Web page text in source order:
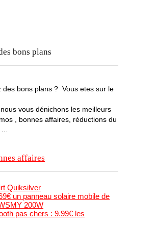
bons plans
des bons plans ? Vous etes sur le
vous dénichons les meilleurs
, bonnes affaires, réductions du
affaires
Quiksilver
un panneau solaire mobile de
200W
pas chers : 9.99€ les